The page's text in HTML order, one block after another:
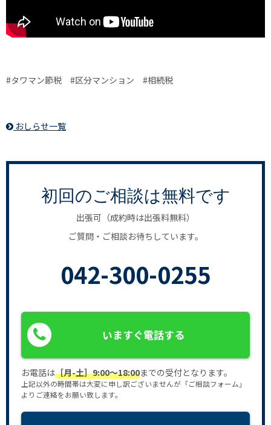
#タワマン節税 #区分マンション #相続税
おしらせ一覧
初回のご相談は無料です
出張可（成約時は出張料無料）
ご質問・ご相談お待ちしています。
042-300-0255
いますぐ電話する
お電話は［月-土］9:00〜18:00までの受付となります。
上記以外の時間帯は大変に申し訳ございませんが「ご相談フォーム」
よりご連絡をお願い致します。